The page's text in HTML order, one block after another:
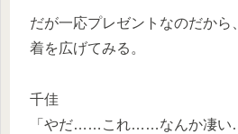
だが一応プレゼントなのだから
着を広げてみる。
千佳
「やだ……これ……なんか凄い